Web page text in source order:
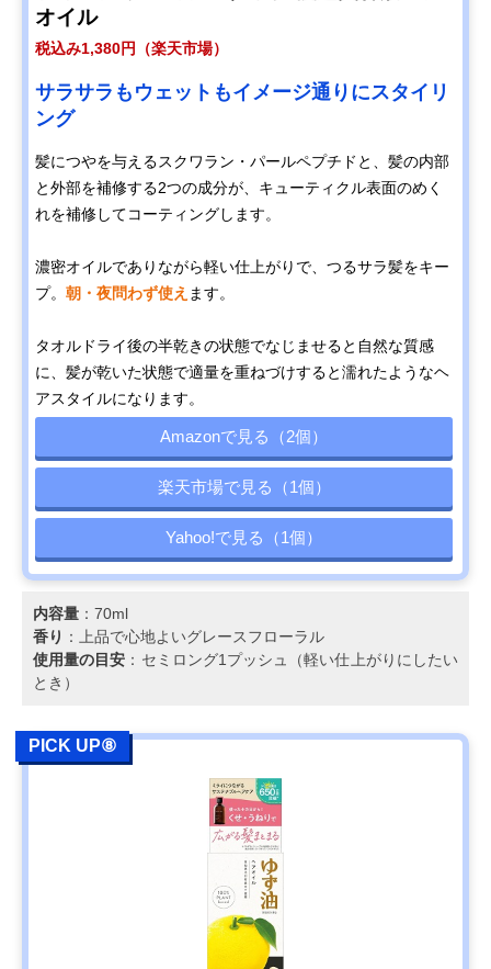
オイル
税込み1,380円（楽天市場）
サラサラもウェットもイメージ通りにスタイリ
ング
髪につやを与えるスクワラン・パールペプチドと、髪の内部
と外部を補修する2つの成分が、キューティクル表面のめく
れを補修してコーティングします。
濃密オイルでありながら軽い仕上がりで、つるサラ髪をキー
プ。 朝・夜問わず使え ます。
タオルドライ後の半乾きの状態でなじませると自然な質感
に、髪が乾いた状態で適量を重ねづけすると濡れたようなヘ
アスタイルになります。
Amazonで見る（2個）
楽天市場で見る（1個）
Yahoo!で見る（1個）
内容量 ：70ml
香り ：上品で心地よいグレースフローラル
使用量の目安 ：セミロング1プッシュ（軽い仕上がりにしたい
とき）
PICK UP⑧